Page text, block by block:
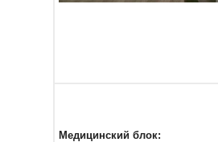
Медицинский блок: